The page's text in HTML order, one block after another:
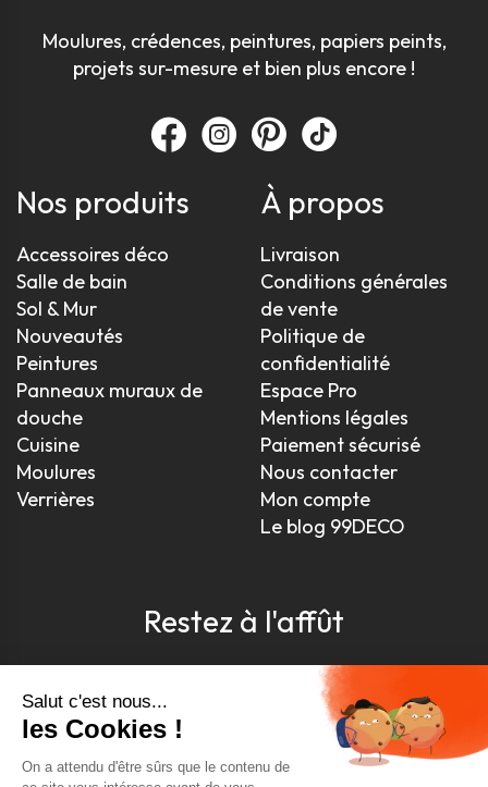
Moulures, crédences, peintures, papiers peints,
projets sur-mesure et bien plus encore !
Nos produits
Accessoires déco
Salle de bain
Sol & Mur
Nouveautés
Peintures
Panneaux muraux de
douche
Cuisine
Moulures
Verrières
À propos
Livraison
Conditions générales
de vente
Politique de
confidentialité
Espace Pro
Mentions légales
Paiement sécurisé
Nous contacter
Mon compte
Le blog 99DECO
Restez à l'affût
Pour être toujours au courant, inscrivez-vous à
notre newsletter